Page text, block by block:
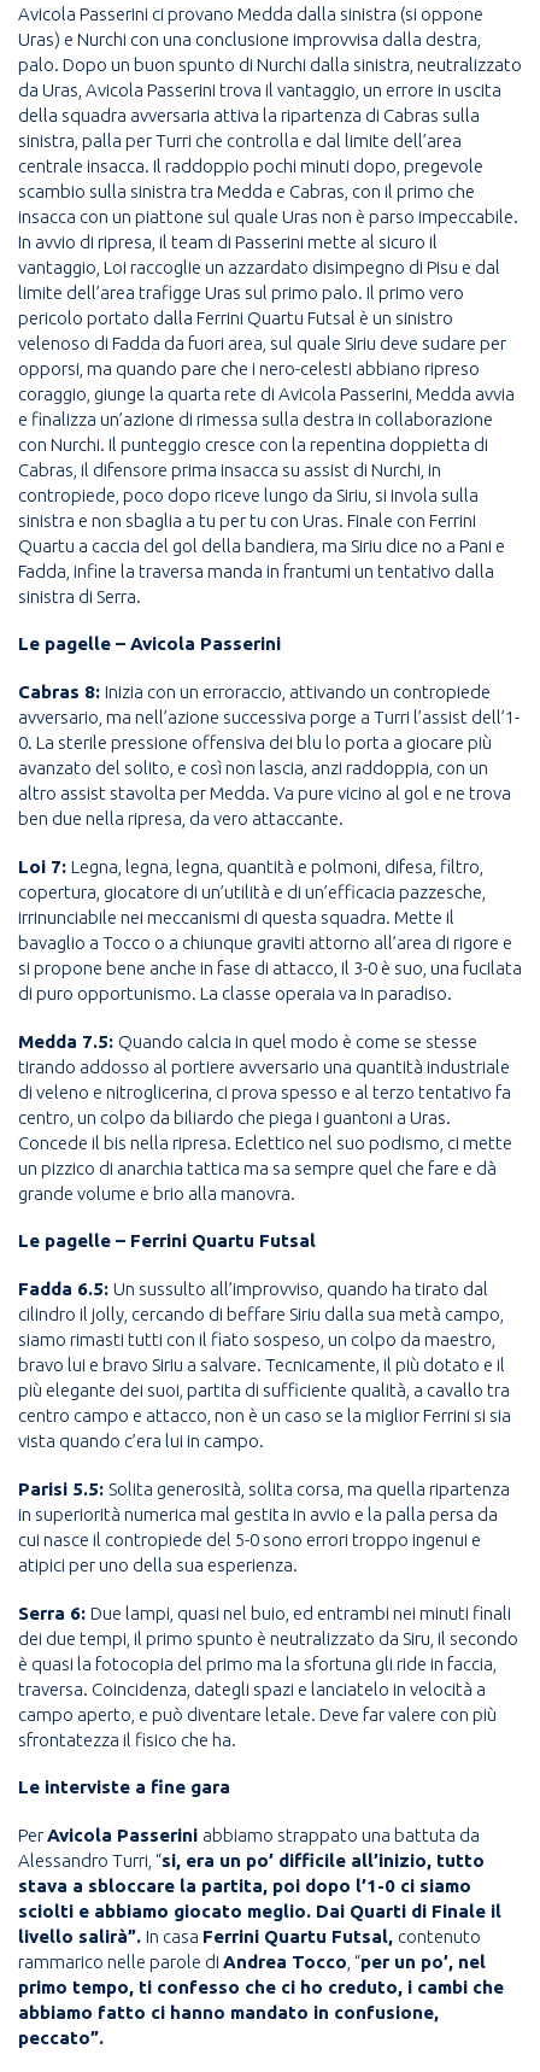
Avicola Passerini ci provano Medda dalla sinistra (si oppone
Uras) e Nurchi con una conclusione improvvisa dalla destra,
palo. Dopo un buon spunto di Nurchi dalla sinistra, neutralizzato
da Uras, Avicola Passerini trova il vantaggio, un errore in uscita
della squadra avversaria attiva la ripartenza di Cabras sulla
sinistra, palla per Turri che controlla e dal limite dell’area
centrale insacca. Il raddoppio pochi minuti dopo, pregevole
scambio sulla sinistra tra Medda e Cabras, con il primo che
insacca con un piattone sul quale Uras non è parso impeccabile.
In avvio di ripresa, il team di Passerini mette al sicuro il
vantaggio, Loi raccoglie un azzardato disimpegno di Pisu e dal
limite dell’area trafigge Uras sul primo palo. Il primo vero
pericolo portato dalla Ferrini Quartu Futsal è un sinistro
velenoso di Fadda da fuori area, sul quale Siriu deve sudare per
opporsi, ma quando pare che i nero-celesti abbiano ripreso
coraggio, giunge la quarta rete di Avicola Passerini, Medda avvia
e finalizza un’azione di rimessa sulla destra in collaborazione
con Nurchi. Il punteggio cresce con la repentina doppietta di
Cabras, il difensore prima insacca su assist di Nurchi, in
contropiede, poco dopo riceve lungo da Siriu, si invola sulla
sinistra e non sbaglia a tu per tu con Uras. Finale con Ferrini
Quartu a caccia del gol della bandiera, ma Siriu dice no a Pani e
Fadda, infine la traversa manda in frantumi un tentativo dalla
sinistra di Serra.
Le pagelle – Avicola Passerini
Cabras 8: Inizia con un erroraccio, attivando un contropiede
avversario, ma nell’azione successiva porge a Turri l’assist dell’1-
0. La sterile pressione offensiva dei blu lo porta a giocare più
avanzato del solito, e così non lascia, anzi raddoppia, con un
altro assist stavolta per Medda. Va pure vicino al gol e ne trova
ben due nella ripresa, da vero attaccante.
Loi 7: Legna, legna, legna, quantità e polmoni, difesa, filtro,
copertura, giocatore di un’utilità e di un’efficacia pazzesche,
irrinunciabile nei meccanismi di questa squadra. Mette il
bavaglio a Tocco o a chiunque graviti attorno all’area di rigore e
si propone bene anche in fase di attacco, il 3-0 è suo, una fucilata
di puro opportunismo. La classe operaia va in paradiso.
Medda 7.5: Quando calcia in quel modo è come se stesse
tirando addosso al portiere avversario una quantità industriale
di veleno e nitroglicerina, ci prova spesso e al terzo tentativo fa
centro, un colpo da biliardo che piega i guantoni a Uras.
Concede il bis nella ripresa. Eclettico nel suo podismo, ci mette
un pizzico di anarchia tattica ma sa sempre quel che fare e dà
grande volume e brio alla manovra.
Le pagelle – Ferrini Quartu Futsal
Fadda 6.5: Un sussulto all’improvviso, quando ha tirato dal
cilindro il jolly, cercando di beffare Siriu dalla sua metà campo,
siamo rimasti tutti con il fiato sospeso, un colpo da maestro,
bravo lui e bravo Siriu a salvare. Tecnicamente, il più dotato e il
più elegante dei suoi, partita di sufficiente qualità, a cavallo tra
centro campo e attacco, non è un caso se la miglior Ferrini si sia
vista quando c’era lui in campo.
Parisi 5.5: Solita generosità, solita corsa, ma quella ripartenza
in superiorità numerica mal gestita in avvio e la palla persa da
cui nasce il contropiede del 5-0 sono errori troppo ingenui e
atipici per uno della sua esperienza.
Serra 6: Due lampi, quasi nel buio, ed entrambi nei minuti finali
dei due tempi, il primo spunto è neutralizzato da Siru, il secondo
è quasi la fotocopia del primo ma la sfortuna gli ride in faccia,
traversa. Coincidenza, dategli spazi e lanciatelo in velocità a
campo aperto, e può diventare letale. Deve far valere con più
sfrontatezza il fisico che ha.
Le interviste a fine gara
PerAvicola Passerini abbiamo strappato una battuta da
Alessandro Turri, “si, era un po’ difficile all’inizio, tutto
stava a sbloccare la partita, poi dopo l’1-0 ci siamo
sciolti e abbiamo giocato meglio. Dai Quarti di Finale il
livello salirà”. In casa Ferrini Quartu Futsal, contenuto
rammarico nelle parole di Andrea Tocco , “per un po’, nel
primo tempo, ti confesso che ci ho creduto, i cambi che
abbiamo fatto ci hanno mandato in confusione,
peccato”.